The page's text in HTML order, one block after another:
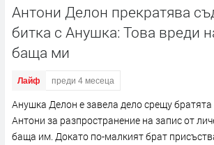
Антони Делон прекратява
битка с Анушка: Това вреди
баща ми
Лайф преди 4 месеца
Анушка Делон е завела дело срещу
Антони за разпространение на запис от
баща им. Докато по-малкият брат